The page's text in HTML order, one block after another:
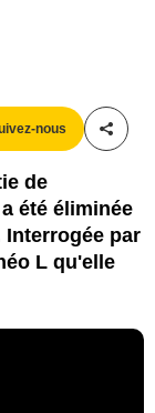
nous
de
été éliminée
Interrogée par
L qu'elle